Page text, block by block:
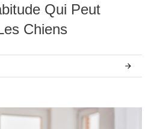
Qui Peut
Chiens